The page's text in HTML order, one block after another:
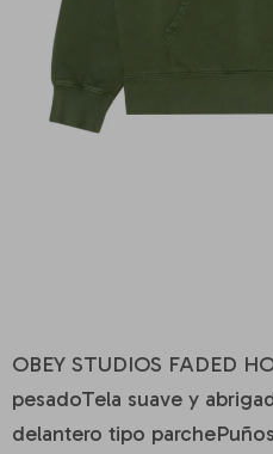
OBEY STUDIOS FADED
pesadoTela suave y
delantero tipo